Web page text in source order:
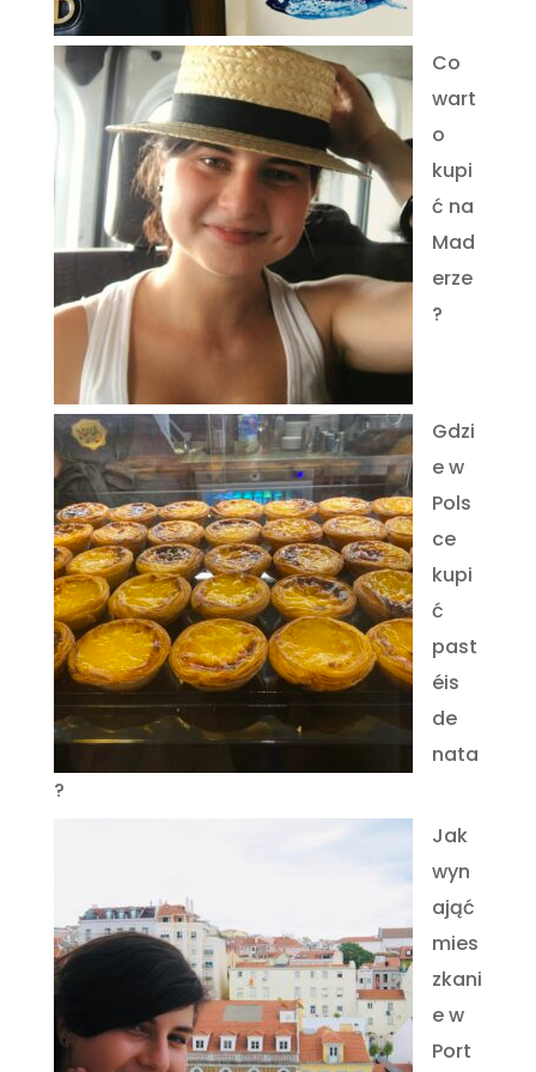
Co
wart
o
kupi
ć na
Mad
erze
?
Gdzi
e w
Pols
ce
kupi
ć
past
éis
de
nata
?
Jak
wyn
ająć
mies
zkani
e w
Port